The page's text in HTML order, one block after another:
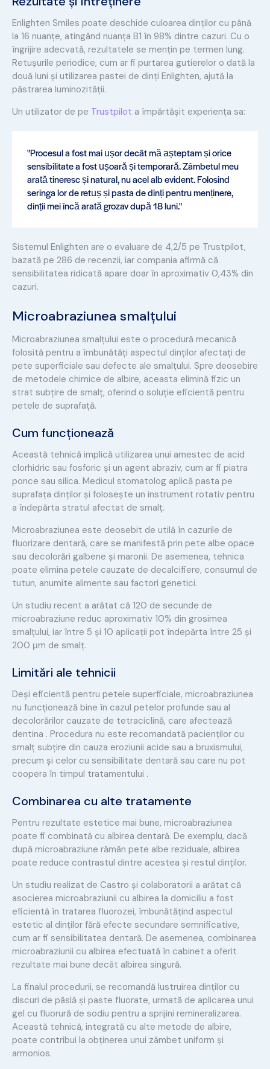
Enlighten Smiles poate deschide culoarea dinților cu până
la 16 nuanțe, atingând nuanța B1 în 98% dintre cazuri. Cu o
îngrijire adecvată, rezultatele se mențin pe termen lung.
Retușurile periodice, cum ar fi purtarea gutierelor o dată la
două luni și utilizarea pastei de dinți Enlighten, ajută la
păstrarea luminozității.
Un utilizator de pe Trustpilot a împărtășit experiența sa:
"Procesul a fost mai ușor decât mă așteptam și orice
sensibilitate a fost ușoară și temporară. Zâmbetul meu
arată tineresc și natural, nu acel alb evident. Folosind
seringa lor de retuș și pasta de dinți pentru menținere,
dinții mei încă arată grozav după 18 luni."
Sistemul Enlighten are o evaluare de 4,2/5 pe Trustpilot,
bazată pe 286 de recenzii, iar compania afirmă că
sensibilitatea ridicată apare doar în aproximativ 0,43% din
cazuri.
Microabraziunea smalțului
Microabraziunea smalțului este o procedură mecanică
folosită pentru a îmbunătăți aspectul dinților afectați de
pete superficiale sau defecte ale smalțului. Spre deosebire
de metodele chimice de albire, aceasta elimină fizic un
strat subțire de smalț, oferind o soluție eficientă pentru
petele de suprafață.
Cum funcționează
Această tehnică implică utilizarea unui amestec de acid
clorhidric sau fosforic și un agent abraziv, cum ar fi piatra
ponce sau silica. Medicul stomatolog aplică pasta pe
suprafața dinților și folosește un instrument rotativ pentru
a îndepărta stratul afectat de smalț.
Microabraziunea este deosebit de utilă în cazurile de
fluorizare dentară, care se manifestă prin pete albe opace
sau decolorări galbene și maronii. De asemenea, tehnica
poate elimina petele cauzate de decalcifiere, consumul de
tutun, anumite alimente sau factori genetici.
Un studiu recent a arătat că 120 de secunde de
microabraziune reduc aproximativ 10% din grosimea
smalțului, iar între 5 și 10 aplicații pot îndepărta între 25 și
200 μm de smalț.
Limitări ale tehnicii
Deși eficientă pentru petele superficiale, microabraziunea
nu funcționează bine în cazul petelor profunde sau al
decolorărilor cauzate de tetraciclină, care afectează
dentina . Procedura nu este recomandată pacienților cu
smalț subțire din cauza eroziunii acide sau a bruxismului,
precum și celor cu sensibilitate dentară sau care nu pot
coopera în timpul tratamentului .
Combinarea cu alte tratamente
Pentru rezultate estetice mai bune, microabraziunea
poate fi combinată cu albirea dentară. De exemplu, dacă
după microabraziune rămân pete albe reziduale, albirea
poate reduce contrastul dintre acestea și restul dinților.
Un studiu realizat de Castro și colaboratorii a arătat că
asocierea microabraziunii cu albirea la domiciliu a fost
eficientă în tratarea fluorozei, îmbunătățind aspectul
estetic al dinților fără efecte secundare semnificative,
cum ar fi sensibilitatea dentară. De asemenea, combinarea
microabraziunii cu albirea efectuată în cabinet a oferit
rezultate mai bune decât albirea singură.
La finalul procedurii, se recomandă lustruirea dinților cu
discuri de pâslă și paste fluorate, urmată de aplicarea unui
gel cu fluorură de sodiu pentru a sprijini remineralizarea.
Această tehnică, integrată cu alte metode de albire,
poate contribui la obținerea unui zâmbet uniform și
armonios.